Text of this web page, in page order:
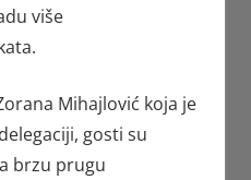
više
Mihajlović koja je
gosti su
brzu prugu